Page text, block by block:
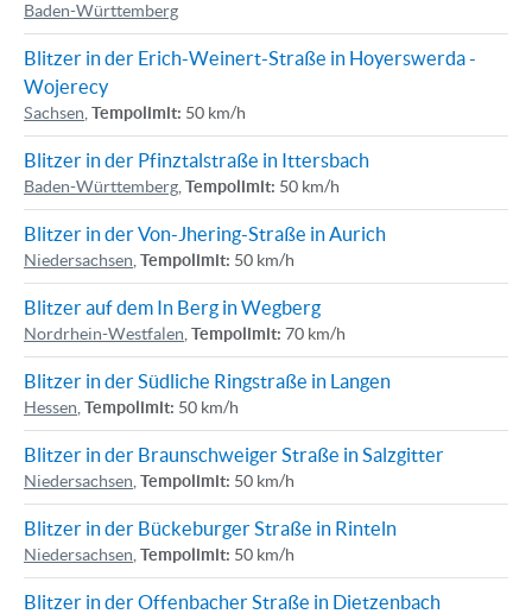
Baden-Württemberg
Blitzer in der Erich-Weinert-Straße in Hoyerswerda -
Wojerecy
Sachsen Tempolimit: 50 km/h
Blitzer in der Pfinztalstraße in Ittersbach
Baden-Württemberg Tempolimit: 50 km/h
Blitzer in der Von-Jhering-Straße in Aurich
Niedersachsen Tempolimit: 50 km/h
Blitzer auf dem In Berg in Wegberg
Nordrhein-Westfalen Tempolimit: 70 km/h
Blitzer in der Südliche Ringstraße in Langen
Hessen Tempolimit: 50 km/h
Blitzer in der Braunschweiger Straße in Salzgitter
Niedersachsen Tempolimit: 50 km/h
Blitzer in der Bückeburger Straße in Rinteln
Niedersachsen Tempolimit: 50 km/h
Blitzer in der Offenbacher Straße in Dietzenbach